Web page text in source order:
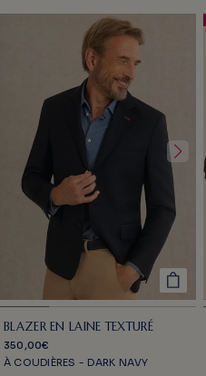
BLAZER EN LAINE TEXTURÉ
350,00€
À COUDIÈRES - DARK NAVY